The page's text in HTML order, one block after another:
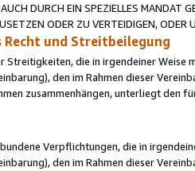
DURCH EIN SPEZIELLES MANDAT
ODER ZU VERTEIDIGEN,
Recht und Streitbeilegung
Streitigkeiten, die in irgendeiner
den im Rahmen dieser
zusammenhängen, unterliegt den
Verpflichtungen, die in
den im Rahmen dieser